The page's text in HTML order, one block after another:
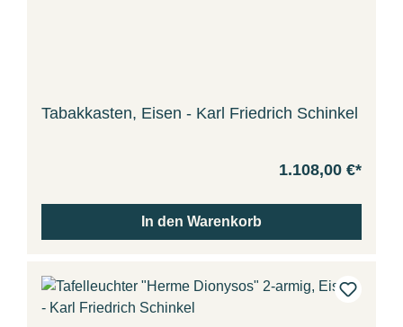
Tabakkasten, Eisen - Karl Friedrich Schinkel
1.108,00 €*
In den Warenkorb